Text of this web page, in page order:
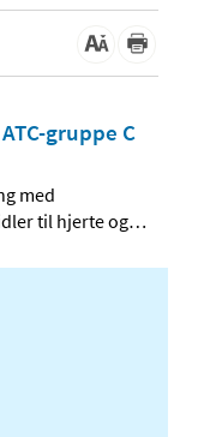
gruppe C
med
til hjerte og…